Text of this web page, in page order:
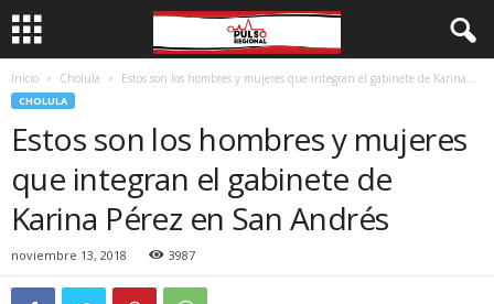
Inicio Cholula Estos son los hombres y mujeres que integran el gabinete de Karina...
CHOLULA
Estos son los hombres y mujeres
que integran el gabinete de
Karina Pérez en San Andrés
noviembre 13, 2018 3987